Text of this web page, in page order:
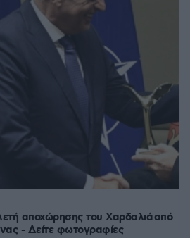
αποχώρησης του Χαρδαλιά από
- Δείτε φωτογραφίες